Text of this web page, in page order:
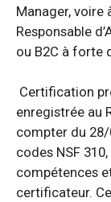
Manager, voire
Responsable
ou B2C à forte
Certification
enregistrée au
compter du
codes NSF
compétences
certificateur.